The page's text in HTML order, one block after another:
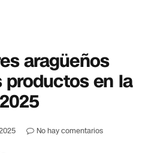
aragüeños
productos en la
No hay comentarios